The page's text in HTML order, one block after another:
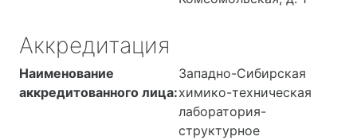
Аккредитация
Наименование
аккредитованного лица:
Западно-Сибирская
химико-техническая
лаборатория-
структурное